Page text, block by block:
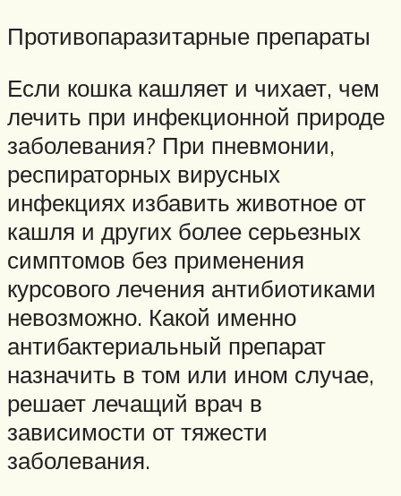
Противопаразитарные препараты
Если кошка кашляет и чихает, чем
лечить при инфекционной природе
заболевания? При пневмонии,
респираторных вирусных
инфекциях избавить животное от
кашля и других более серьезных
симптомов без применения
курсового лечения антибиотиками
невозможно. Какой именно
антибактериальный препарат
назначить в том или ином случае,
решает лечащий врач в
зависимости от тяжести
заболевания.